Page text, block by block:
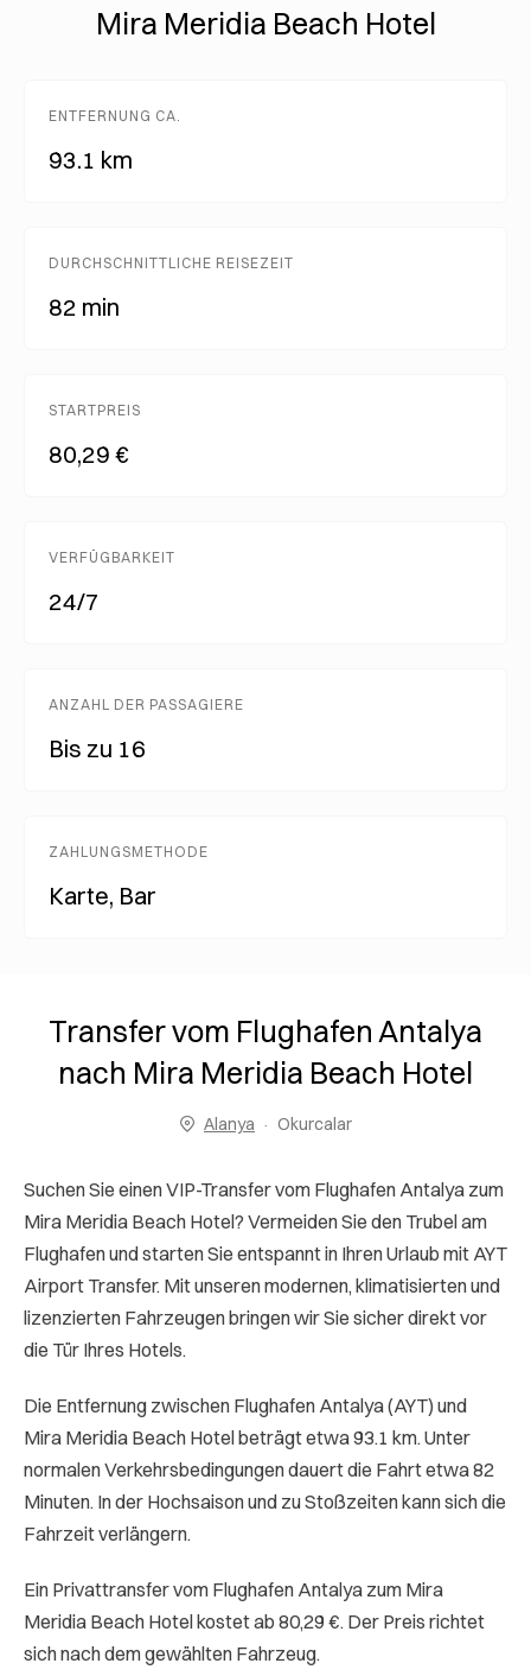
Mira Meridia Beach Hotel
ENTFERNUNG CA.
93.1 km
DURCHSCHNITTLICHE REISEZEIT
82 min
STARTPREIS
80,29 €
VERFÜGBARKEIT
24/7
ANZAHL DER PASSAGIERE
Bis zu 16
ZAHLUNGSMETHODE
Karte, Bar
Transfer vom Flughafen Antalya
nach Mira Meridia Beach Hotel
Alanya Okurcalar
Suchen Sie einen VIP-Transfer vom Flughafen Antalya zum
Mira Meridia Beach Hotel? Vermeiden Sie den Trubel am
Flughafen und starten Sie entspannt in Ihren Urlaub mit AYT
Airport Transfer. Mit unseren modernen, klimatisierten und
lizenzierten Fahrzeugen bringen wir Sie sicher direkt vor
die Tür Ihres Hotels.
Die Entfernung zwischen Flughafen Antalya (AYT) und
Mira Meridia Beach Hotel beträgt etwa 93.1 km. Unter
normalen Verkehrsbedingungen dauert die Fahrt etwa 82
Minuten. In der Hochsaison und zu Stoßzeiten kann sich die
Fahrzeit verlängern.
Ein Privattransfer vom Flughafen Antalya zum Mira
Meridia Beach Hotel kostet ab 80,29 €. Der Preis richtet
sich nach dem gewählten Fahrzeug.